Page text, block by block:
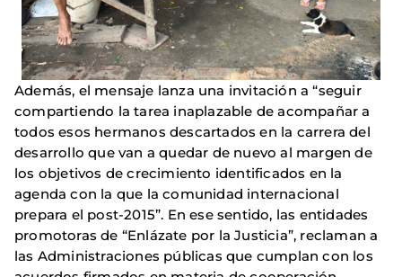
Además, el mensaje lanza una invitación a “seguir
compartiendo la tarea inaplazable de acompañar a
todos esos hermanos descartados en la carrera del
desarrollo que van a quedar de nuevo al margen de
los objetivos de crecimiento identificados en la
agenda con la que la comunidad internacional
prepara el post-2015”. En ese sentido, las entidades
promotoras de “Enlázate por la Justicia”, reclaman a
las Administraciones públicas que cumplan con los